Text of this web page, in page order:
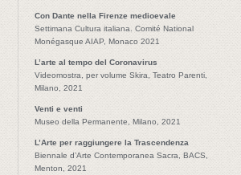
Con Dante nella Firenze medioevale
Settimana Cultura italiana. Comité National
Monégasque AIAP, Monaco 2021
L’arte al tempo del Coronavirus
Videomostra, per volume Skira, Teatro Parenti,
Milano, 2021
Venti e venti
Museo della Permanente, Milano, 2021
L’Arte per raggiungere la Trascendenza
Biennale d’Arte Contemporanea Sacra, BACS,
Menton, 2021